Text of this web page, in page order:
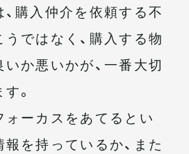
購入仲介を依頼する不
ではなく、購入する物
か悪いかが、一番大切
。
ーカスをあてるとい
を持っているか、また